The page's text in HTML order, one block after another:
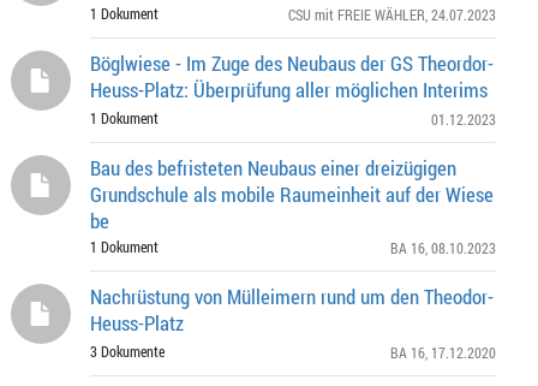
1 Dokument CSU mit FREIE WÄHLER , 24.07.2023
Böglwiese - Im Zuge des Neubaus der GS Theordor-
Heuss-Platz: Überprüfung aller möglichen Interims
1 Dokument 01.12.2023
Bau des befristeten Neubaus einer dreizügigen
Grundschule als mobile Raumeinheit auf der Wiese
be
1 Dokument BA 16 , 08.10.2023
Nachrüstung von Mülleimern rund um den Theodor-
Heuss-Platz
3 Dokumente BA 16 , 17.12.2020